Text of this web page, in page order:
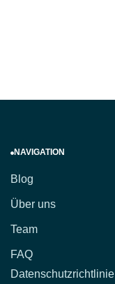
NAVIGATION
Blog
Über uns
Team
FAQ
Datenschutzrichtlinie